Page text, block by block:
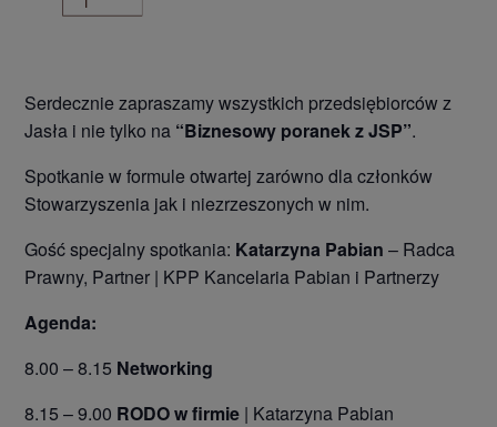
Serdecznie zapraszamy wszystkich przedsiębiorców z
Jasła i nie tylko na “Biznesowy poranek z JSP”.
Spotkanie w formule otwartej zarówno dla członków
Stowarzyszenia jak i niezrzeszonych w nim.
Gość specjalny spotkania: Katarzyna Pabian – Radca
Prawny, Partner | KPP Kancelaria Pabian i Partnerzy
Agenda:
8.00 – 8.15 Networking
8.15 – 9.00 RODO w firmie | Katarzyna Pabian